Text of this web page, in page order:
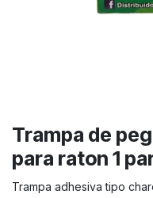
Trampa de
para raton 1
Trampa adhesiva tipo